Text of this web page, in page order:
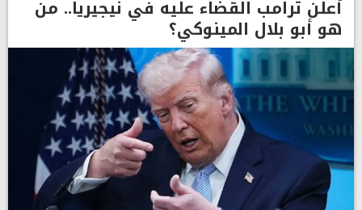
أعلن ترامب القضاء عليه في نيجيريا.. من
هو أبو بلال المينوكي؟